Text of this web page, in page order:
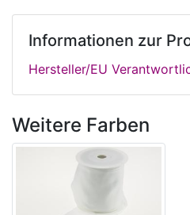
Informationen zur
Hersteller/EU
Weitere Farben